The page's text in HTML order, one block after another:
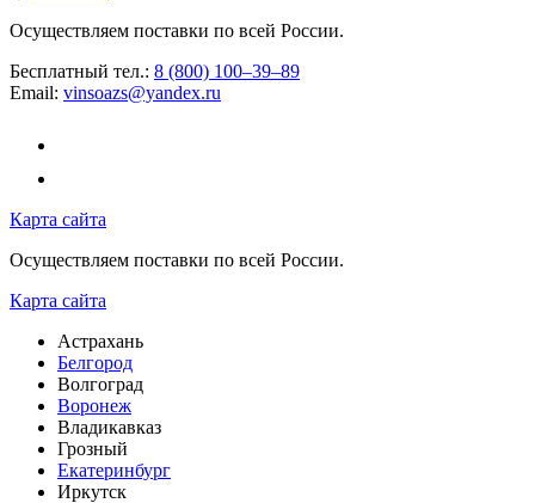
Осуществляем поставки по всей России.
Бесплатный тел.: 8 (800) 100–39–89
Email: vinsoazs@yandex.ru
Карта сайта
Осуществляем поставки по всей России.
Карта сайта
Астрахань
Белгород
Волгоград
Воронеж
Владикавказ
Грозный
Екатеринбург
Иркутск